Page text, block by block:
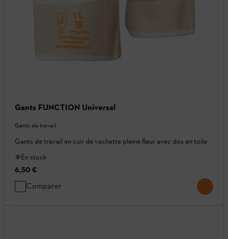
Gants FUNCTION Universal
Gants de travail
Gants de travail en cuir de vachette pleine fleur avec dos en toile
En stock
6,50 €
Comparer